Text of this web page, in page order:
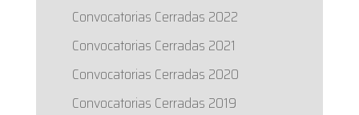
Convocatorias Cerradas 2022
Convocatorias Cerradas 2021
Convocatorias Cerradas 2020
Convocatorias Cerradas 2019